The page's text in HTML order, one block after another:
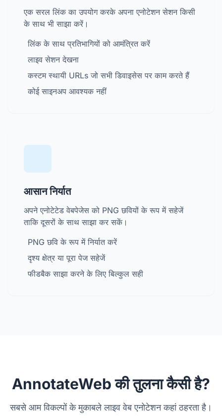
एक सरल लिंक का उपयोग करके अपना एनोटेशन सेशन किसी
के साथ भी साझा करें।
लिंक के साथ प्रतिभागियों को आमंत्रित करें
लाइव सेशन देखना
कस्टम स्थायी URLs जो सभी डिवाइसेस पर काम करते हैं
कोई साइनअप आवश्यक नहीं
आसान निर्यात
अपने एनोटेटेड वेबपेजेस को PNG छवियों के रूप में सहेजें
ताकि दूसरों के साथ साझा कर सकें।
PNG छवि के रूप में निर्यात करें
दृश्य क्षेत्र या पूरा पेज सहेजें
फीडबैक साझा करने के लिए बिल्कुल सही
AnnotateWeb की तुलना कैसी है?
सबसे आम विकल्पों के मुकाबले लाइव वेब एनोटेशन कहां ठहरता है।